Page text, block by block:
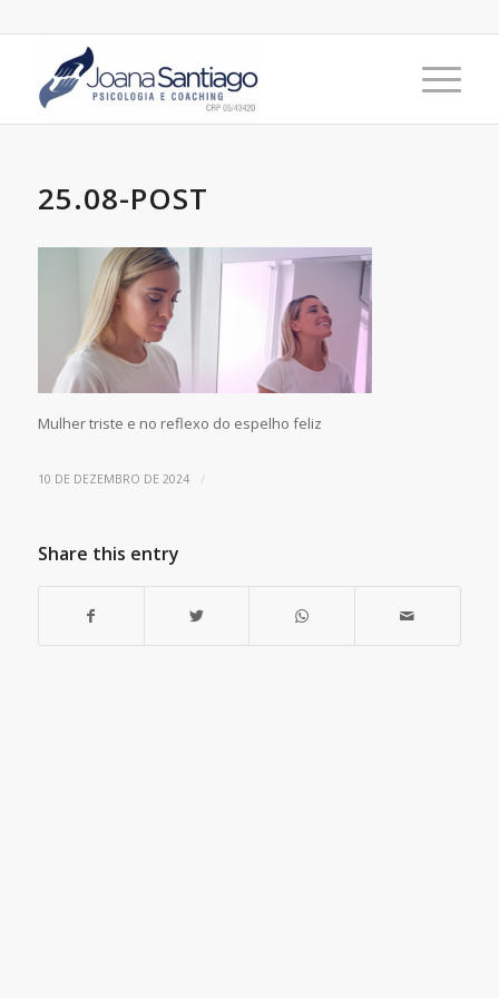
25.08-POST
Mulher triste e no reflexo do espelho feliz
10 DE DEZEMBRO DE 2024 /
Share this entry